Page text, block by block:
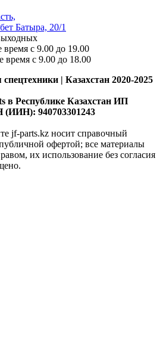
Батыра, 20/1
время с 9.00 до 19.00
время с 9.00 до 18.00
| Казахстан 2020-2025
в Республике Казахстан ИП
940703301243
jf-parts.kz носит справочный
офертой; все материалы
их использование без согласия